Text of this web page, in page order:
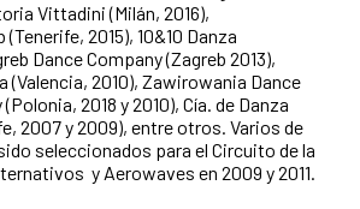
Vittadini (Milán, 2016),
2015), 10&10 Danza
Dance Company (Zagreb 2013),
(Valencia, 2010), Zawirowania Dance
2018 y 2010), Cía. de Danza
2007 y 2009), entre otros. Varios de
seleccionados para el Circuito de la
y Aerowaves en 2009 y 2011.